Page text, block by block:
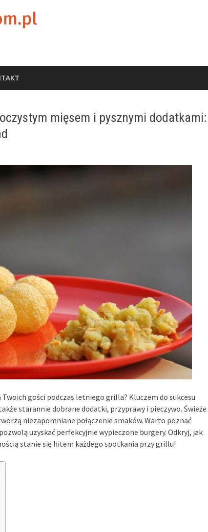
mięsem i pysznymi dodatkami:
gości podczas letniego grilla? Kluczem do sukcesu
starannie dobrane dodatki, przyprawy i pieczywo. Świeże
niezapomniane połączenie smaków. Warto poznać
uzyskać perfekcyjnie wypieczone burgery. Odkryj, jak
stanie się hitem każdego spotkania przy grillu!